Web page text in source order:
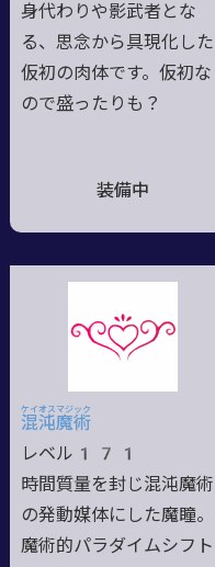
身代わりや影武者とな
る、思念から具現化した
仮初の肉体です。仮初な
ので盛ったりも？
装備中
混沌
ケイオスマジック
魔術
レベル171
時間質量を封じ混沌魔術
の発動媒体にした魔瞳。
魔術的パラダイムシフト